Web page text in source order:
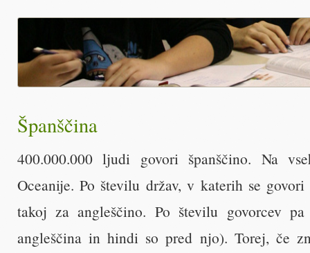
Španščina
400.000.000 ljudi govori španščino. Na
Oceanije. Po številu držav, v katerih se
takoj za angleščino. Po številu govorcev
angleščina in hindi so pred njo). Torej, če